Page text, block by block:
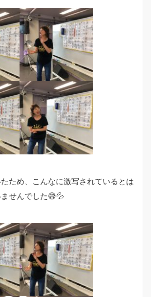
ため、こんなに激写されているとは
せんでした😅💦